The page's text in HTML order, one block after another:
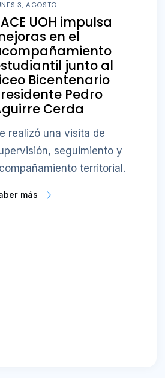
3, AGOSTO
UOH impulsa
en el
junto al
Bicentenario
Pedro
Cerda
realizó una visita de
seguimiento y
territorial.
más